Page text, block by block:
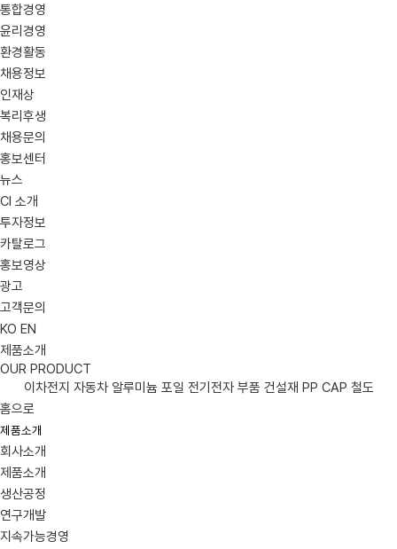
통합경영
윤리경영
환경활동
채용정보
인재상
복리후생
채용문의
홍보센터
뉴스
CI 소개
투자정보
카탈로그
홍보영상
광고
고객문의
KO EN
제품소개
OUR PRODUCT
이차전지 자동차 알루미늄 포일 전기전자 부품 건설재 PP CAP 철도
홈으로
제품소개
회사소개
제품소개
생산공정
연구개발
지속가능경영